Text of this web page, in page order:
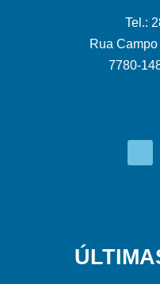
Tel.:
Rua
7780-